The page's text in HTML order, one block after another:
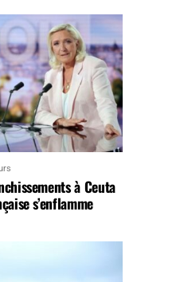
à Ceuta
s’enflamme